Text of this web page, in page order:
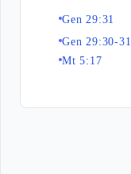
Gen 29:31
Gen 29:30-31
Mt 5:17